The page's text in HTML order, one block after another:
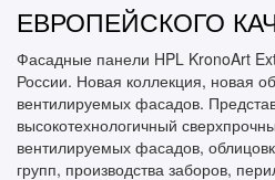
ЕВРОПЕЙСКОГО
Фасадные панели HPL KronoArt
России. Новая коллекция, новая
вентилируемых фасадов.
высокотехнологичный
вентилируемых фасадов,
групп, производства заборов,